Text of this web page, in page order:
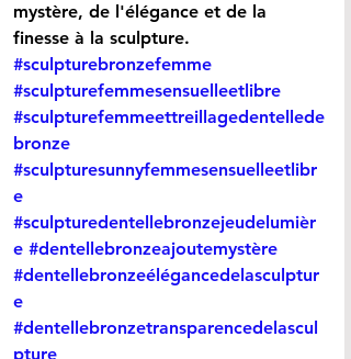
mystère, de l'élégance et de la
finesse à la sculpture.
#sculpturebronzefemme
#sculpturefemmesensuelleetlibre
#sculpturefemmeettreillagedentellede
bronze
#sculpturesunnyfemmesensuelleetlibr
e
#sculpturedentellebronzejeudelumièr
e #dentellebronzeajoutemystère
#dentellebronzeélégancedelasculptur
e
#dentellebronzetransparencedelascul
pture